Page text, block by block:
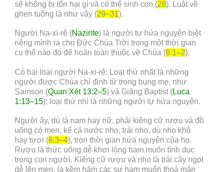
sẽ không bị tổn hại gì và có thể sinh con (28). Luật về
ghen tuông là như vậy (29–31).
Người Na-xi-rê (Nazirite) là người tự hứa nguyện biệt
riêng mình ra cho Đức Chúa Trời trong một thời gian
cụ thể nào đó để hoàn toàn thuộc về Chúa (6:1–2).
Có hai loại người Na-xi-rê: Loại thứ nhất là những
người được Chúa chỉ định từ trong bụng mẹ, như
Samson (Quan Xét 13:2–5) và Giăng Baptist (Luca
1:13–15); loại thứ nhì là những người tự hứa nguyện.
Người ấy, dù là nam hay nữ, phải kiêng cữ rượu và đồ
uống có men, kể cả nước nho, trái nho, dù nho khô
hay tươi (6:3–4), trọn thời gian hứa nguyện của họ.
Rượu là thức uống dễ khơi lòng ham muốn tình dục
trong con người. Kiêng cữ rượu và nho là trái cây ngọt
dễ lên men, là kềm hãm các sự ham muốn thoả mãn